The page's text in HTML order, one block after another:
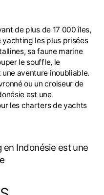
de plus de 17 000 îles,
yachting les plus prisées
sa faune marine
le souffle, le
aventure inoubliable.
ou un croiseur de
est une
les charters de yachts
en Indonésie est une